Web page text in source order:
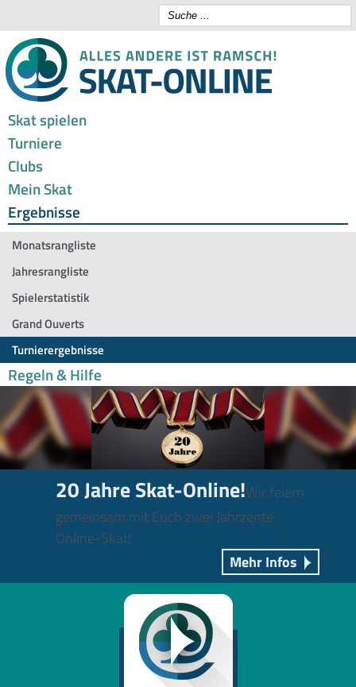
Skat spielen
Turniere
Clubs
Mein Skat
Ergebnisse
Monatsrangliste
Jahresrangliste
Spielerstatistik
Grand Ouverts
Turnierergebnisse
Regeln & Hilfe
20 Jahre Skat-Online!Wir feiern
gemeinsam mit Euch zwei Jahrzente
Online-Skat!
Mehr Infos